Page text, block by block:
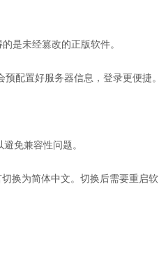
未经篡改的正版软件。
配置好服务器信息，登录更便捷。
免兼容性问题。
换为简体中文。切换后需要重启软